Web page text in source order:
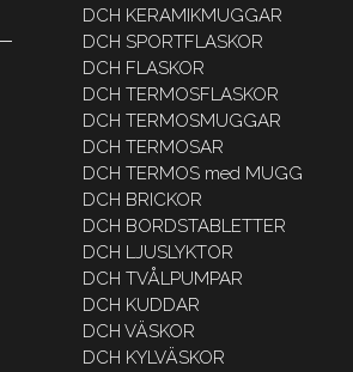
DCH KERAMIKMUGGAR
DCH SPORTFLASKOR
DCH FLASKOR
DCH TERMOSFLASKOR
DCH TERMOSMUGGAR
DCH TERMOSAR
DCH TERMOS med MUGG
DCH BRICKOR
DCH BORDSTABLETTER
DCH LJUSLYKTOR
DCH TVÅLPUMPAR
DCH KUDDAR
DCH VÄSKOR
DCH KYLVÄSKOR